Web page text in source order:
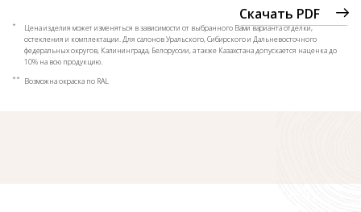
Скачать PDF
*
Цена изделия может изменяться в зависимости от выбранного Вами варианта отделки,
остекления и комплектации. Для салонов Уральского, Сибирского и Дальневосточного
федеральных округов, Калининграда, Белоруссии, а также Казахстана допускается наценка до
10% на всю продукцию.
** Возможна окраска по RAL